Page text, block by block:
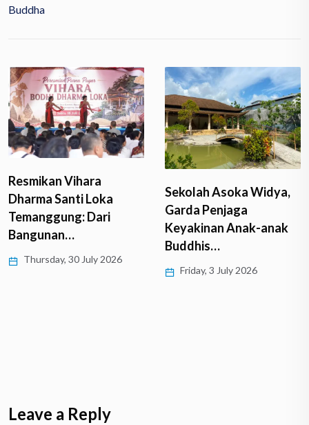
Buddha
Sekolah Asoka Widya,
Garda Penjaga
Keyakinan Anak-anak
Buddhis…
Thailand, Mobil Pickup
Tabrak Rombongan…
Thursday, 2 July 2026
Leave a Reply